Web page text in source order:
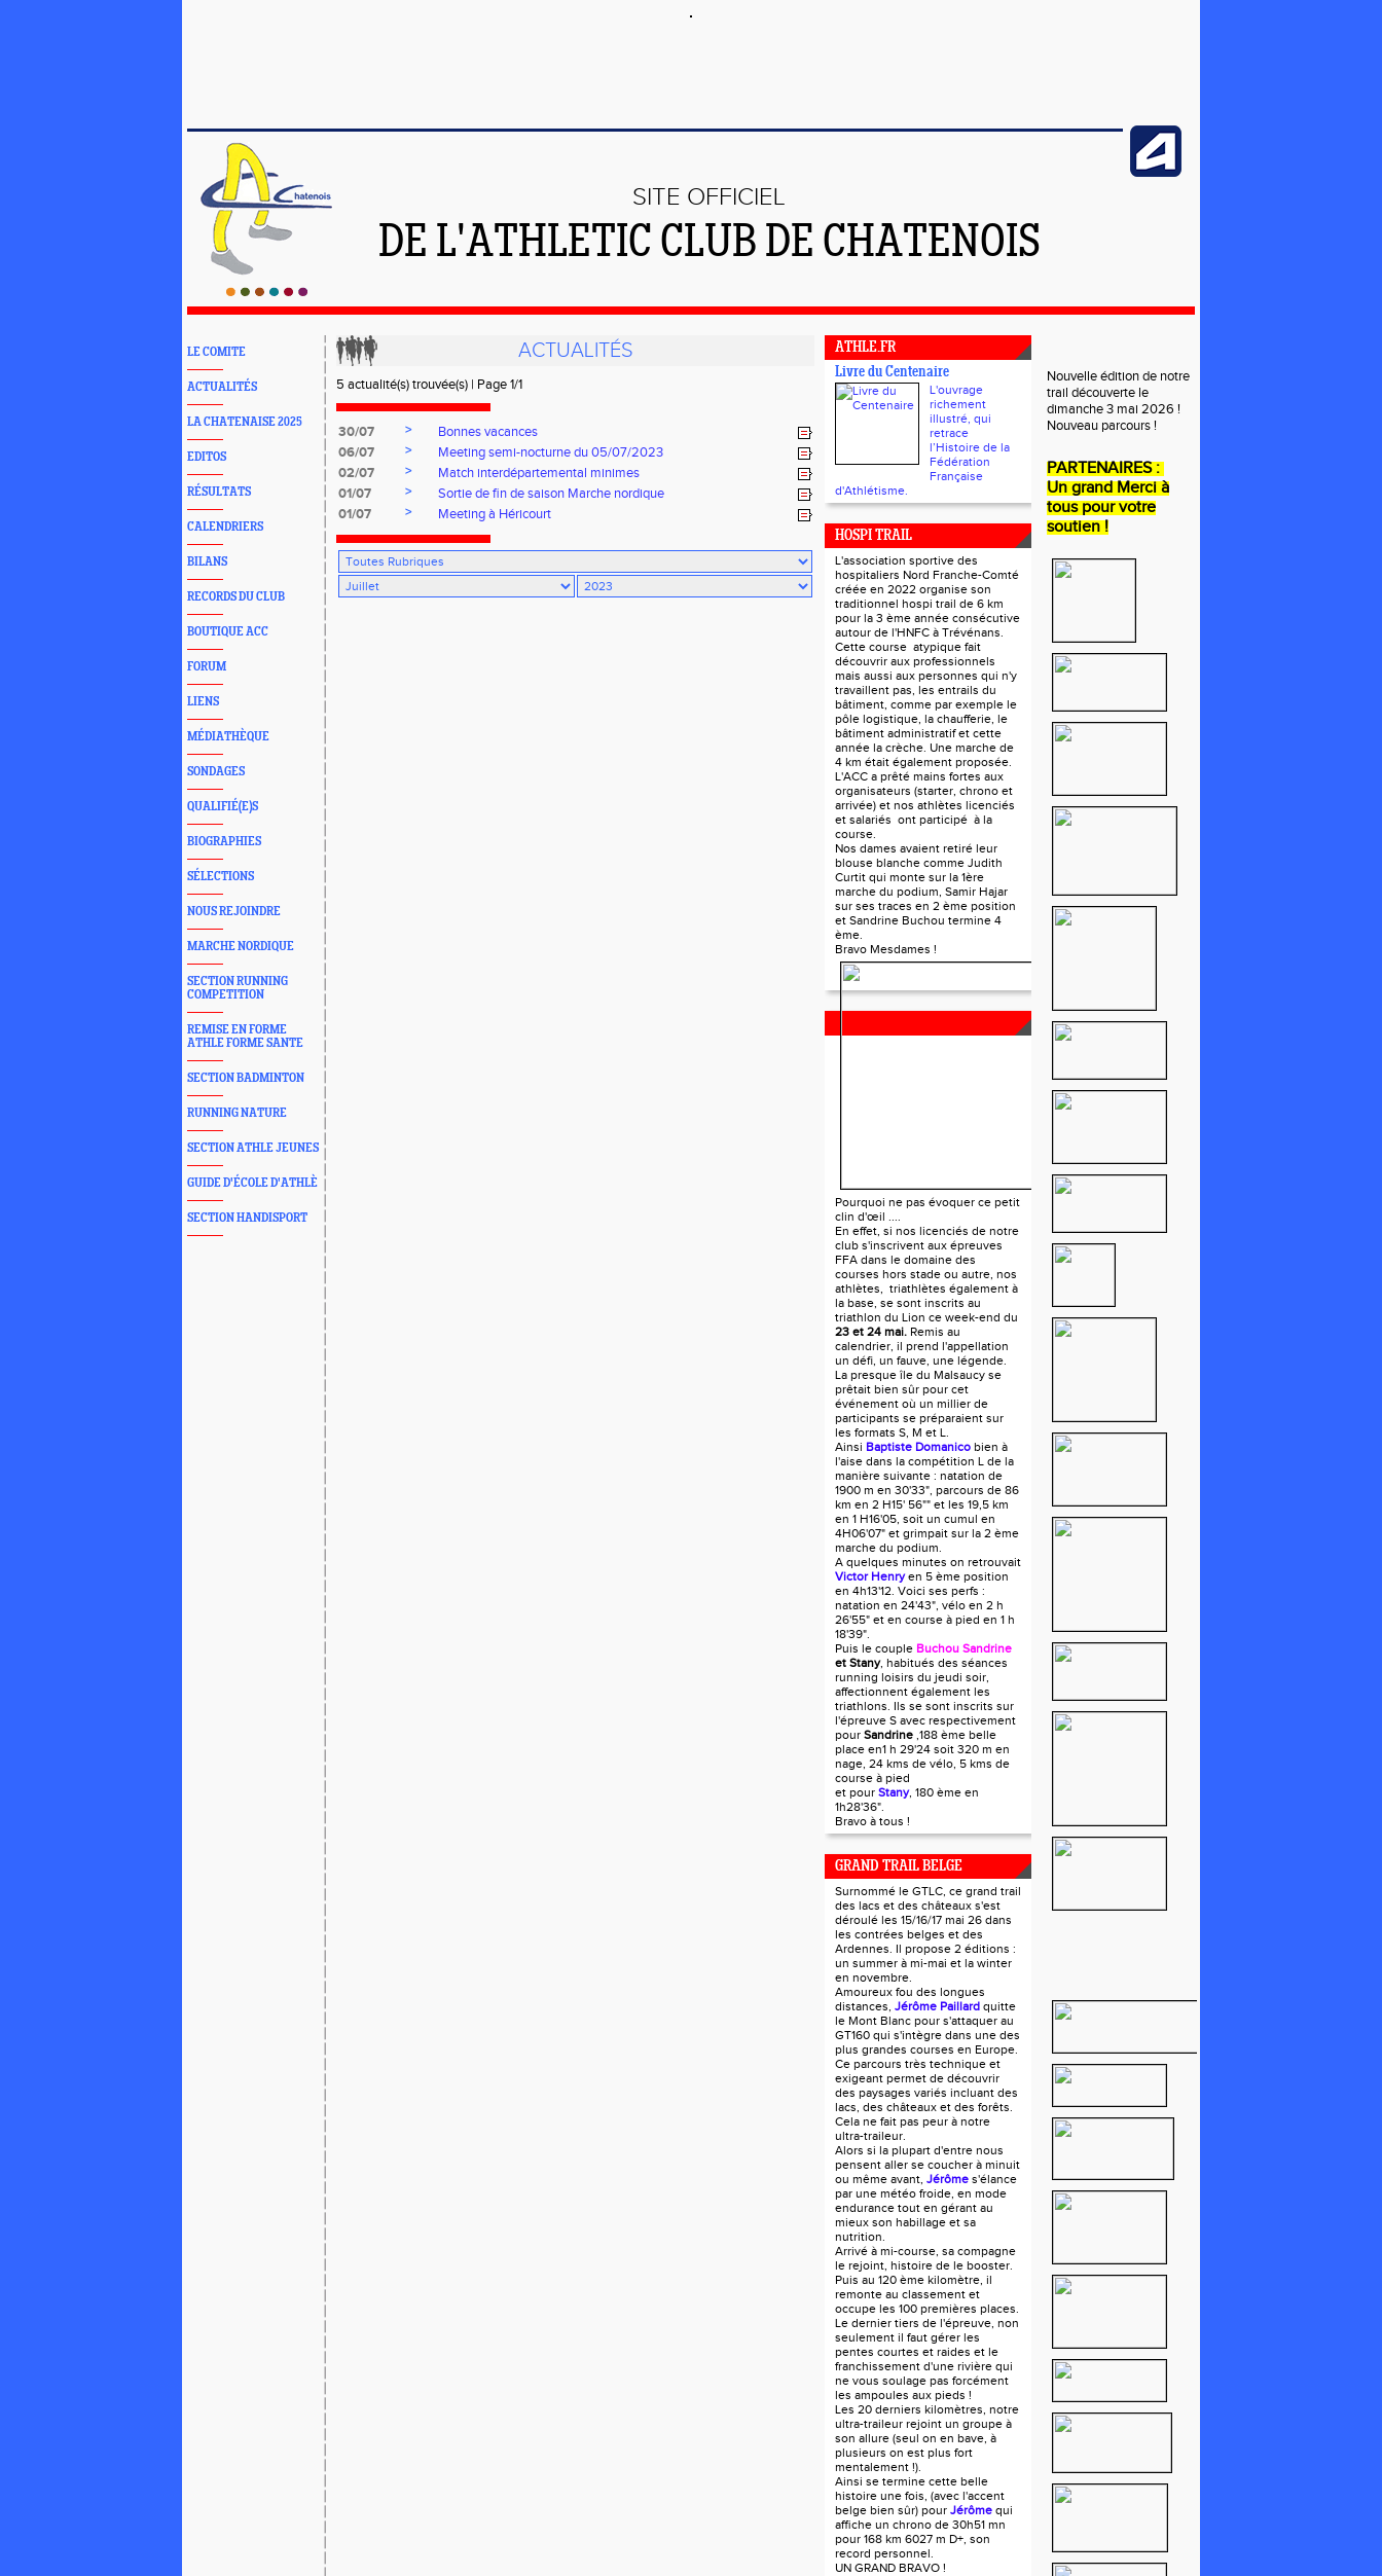
SITE OFFICIEL
DE L'ATHLETIC CLUB DE CHATENOIS
LE COMITE
ACTUALITÉS
LA CHATENAISE 2025
EDITOS
RÉSULTATS
CALENDRIERS
BILANS
RECORDS DU CLUB
BOUTIQUE ACC
FORUM
LIENS
MÉDIATHÈQUE
SONDAGES
QUALIFIÉ(E)S
BIOGRAPHIES
SÉLECTIONS
NOUS REJOINDRE
MARCHE NORDIQUE
SECTION RUNNING
COMPETITION
REMISE EN FORME
ATHLE FORME SANTE
SECTION BADMINTON
RUNNING NATURE
SECTION ATHLE JEUNES
GUIDE D'ÉCOLE D'ATHLÈ
SECTION HANDISPORT
ACTUALITÉS
5 actualité(s) trouvée(s) | Page 1/1
30/07 >
Bonnes vacances
06/07
>
Meeting semi-nocturne du 05/07/2023
02/07
>
Match interdépartemental minimes
01/07
>
Sortie de fin de saison Marche nordique
01/07
> Meeting à Héricourt
ATHLE.FR
Livre du Centenaire
L'ouvrage
richement
illustré, qui
retrace
l’Histoire de la
Fédération
Française
d'Athlétisme.
HOSPI TRAIL
L'association sportive des
hospitaliers Nord Franche-Comté
créée en 2022 organise son
traditionnel hospi trail de 6 km
pour la 3 ème année consécutive
autour de l'HNFC à Trévénans.
Cette course atypique fait
découvrir aux professionnels
mais aussi aux personnes qui n'y
travaillent pas, les entrails du
bâtiment, comme par exemple le
pôle logistique, la chaufferie, le
bâtiment administratif et cette
année la crèche. Une marche de
4 km était également proposée.
L'ACC a prêté mains fortes aux
organisateurs (starter, chrono et
arrivée) et nos athlètes licenciés
et salariés ont participé à la
course.
Nos dames avaient retiré leur
blouse blanche comme Judith
Curtit qui monte sur la 1ère
marche du podium, Samir Hajar
sur ses traces en 2 ème position
et Sandrine Buchou termine 4
ème.
Bravo Mesdames !
TRIATHLON DU LION
Pourquoi ne pas évoquer ce petit
clin d'œil ....
En effet, si nos licenciés de notre
club s'inscrivent aux épreuves
FFA dans le domaine des
courses hors stade ou autre, nos
athlètes, triathlètes également à
la base, se sont inscrits au
triathlon du Lion ce week-end du
23 et 24 mai. Remis au
calendrier, il prend l'appellation
un défi, un fauve, une légende.
La presque île du Malsaucy se
prêtait bien sûr pour cet
événement où un millier de
participants se préparaient sur
les formats S, M et L.
Ainsi Baptiste Domanico bien à
l'aise dans la compétition L de la
manière suivante : natation de
1900 m en 30'33", parcours de 86
km en 2 H15' 56"" et les 19,5 km
en 1 H16'05, soit un cumul en
4H06'07" et grimpait sur la 2 ème
marche du podium.
A quelques minutes on retrouvait
Victor Henryen 5 ème position
en 4h13'12. Voici ses perfs :
natation en 24'43", vélo en 2 h
26'55" et en course à pied en 1 h
18'39".
Puis le couple Buchou Sandrine
et Stany, habitués des séances
running loisirs du jeudi soir,
affectionnent également les
triathlons. Ils se sont inscrits sur
l'épreuve S avec respectivement
pour Sandrine ,188 ème belle
place en1 h 29'24 soit 320 m en
nage, 24 kms de vélo, 5 kms de
course à pied
et pour Stany, 180 ème en
1h28'36".
Bravo à tous !
GRAND TRAIL BELGE
Surnommé le GTLC, ce grand trail
des lacs et des châteaux s'est
déroulé les 15/16/17 mai 26 dans
les contrées belges et des
Ardennes. Il propose 2 éditions :
un summer à mi-mai et la winter
en novembre.
Amoureux fou des longues
distances, Jérôme Paillard quitte
le Mont Blanc pour s'attaquer au
GT160 qui s'intègre dans une des
plus grandes courses en Europe.
Ce parcours très technique et
exigeant permet de découvrir
des paysages variés incluant des
lacs, des châteaux et des forêts.
Cela ne fait pas peur à notre
ultra-traileur.
Alors si la plupart d'entre nous
pensent aller se coucher à minuit
ou même avant, Jérôme s'élance
par une météo froide, en mode
endurance tout en gérant au
mieux son habillage et sa
nutrition.
Arrivé à mi-course, sa compagne
le rejoint, histoire de le booster.
Puis au 120 ème kilomètre, il
remonte au classement et
occupe les 100 premières places.
Le dernier tiers de l'épreuve, non
seulement il faut gérer les
pentes courtes et raides et le
franchissement d'une rivière qui
ne vous soulage pas forcément
les ampoules aux pieds !
Les 20 derniers kilomètres, notre
ultra-traileur rejoint un groupe à
son allure (seul on en bave, à
plusieurs on est plus fort
mentalement !).
Ainsi se termine cette belle
histoire une fois, (avec l'accent
belge bien sûr) pour Jérôme qui
affiche un chrono de 30h51 mn
pour 168 km 6027 m D+, son
record personnel.
UN GRAND BRAVO !
Nouvelle édition de notre
trail découverte le
dimanche 3 mai 2026 !
Nouveau parcours !
PARTENAIRES :
Un grand Merci à
tous pour votre
soutien !